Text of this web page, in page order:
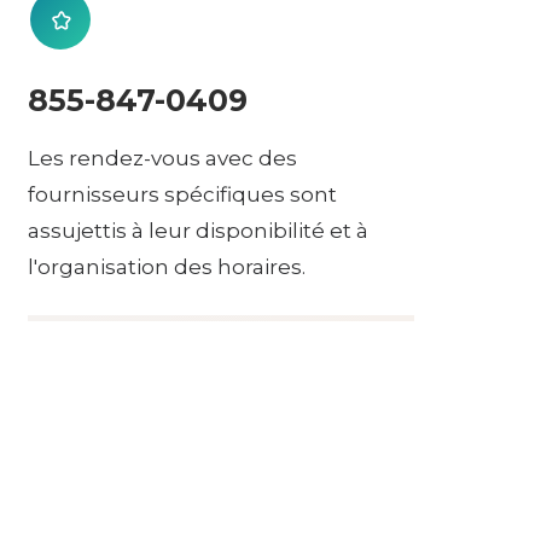
855-847-0409
Les rendez-vous avec des
fournisseurs spécifiques sont
assujettis à leur disponibilité et à
l'organisation des horaires.